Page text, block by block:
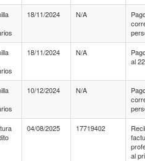
18/11/2024 N/A
18/11/2024 N/A
al
10/12/2024 N/A
04/08/2025 17719402
al